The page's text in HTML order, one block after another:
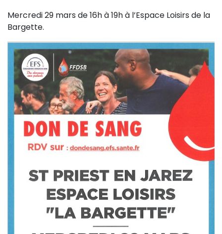
Mercredi 29 mars de 16h à 19h à l’Espace Loisirs de la
Bargette.